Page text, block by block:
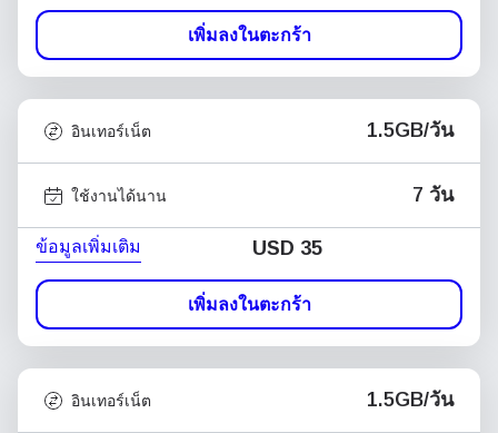
เพิ่มลงในตะกร้า
อินเทอร์เน็ต 1.5GB/วัน
ใช้งานได้นาน 7 วัน
ข้อมูลเพิ่มเติม USD 35
เพิ่มลงในตะกร้า
อินเทอร์เน็ต 1.5GB/วัน